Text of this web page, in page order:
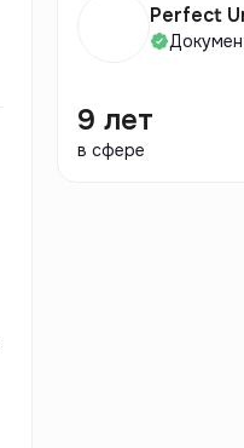
Perfect
9 лет
в сфере